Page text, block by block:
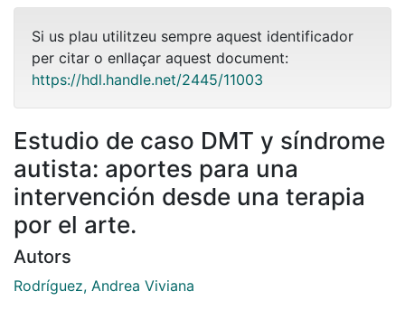
Si us plau utilitzeu sempre aquest identificador
per citar o enllaçar aquest document:
https://hdl.handle.net/2445/11003
Estudio de caso DMT y síndrome
autista: aportes para una
intervención desde una terapia
por el arte.
Autors
Rodríguez, Andrea Viviana